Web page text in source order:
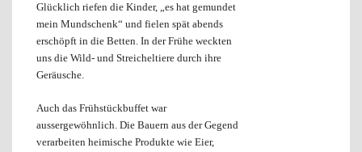
Glücklich riefen die Kinder, „es hat gemundet
mein Mundschenk“ und fielen spät abends
erschöpft in die Betten. In der Frühe weckten
uns die Wild- und Streicheltiere durch ihre
Geräusche.
Auch das Frühstückbuffet war
aussergewöhnlich. Die Bauern aus der Gegend
verarbeiten heimische Produkte wie Eier,